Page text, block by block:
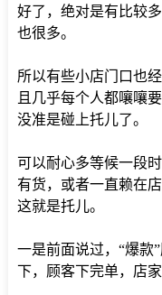
好了，绝对是有比较
也很多。
所以有些小店门口也
且几乎每个人都嚷嚷
没准是碰上托儿了。
可以耐心多等候一段
有货，或者一直赖在
这就是托儿。
一是前面说过，“爆款
下，顾客下完单，店